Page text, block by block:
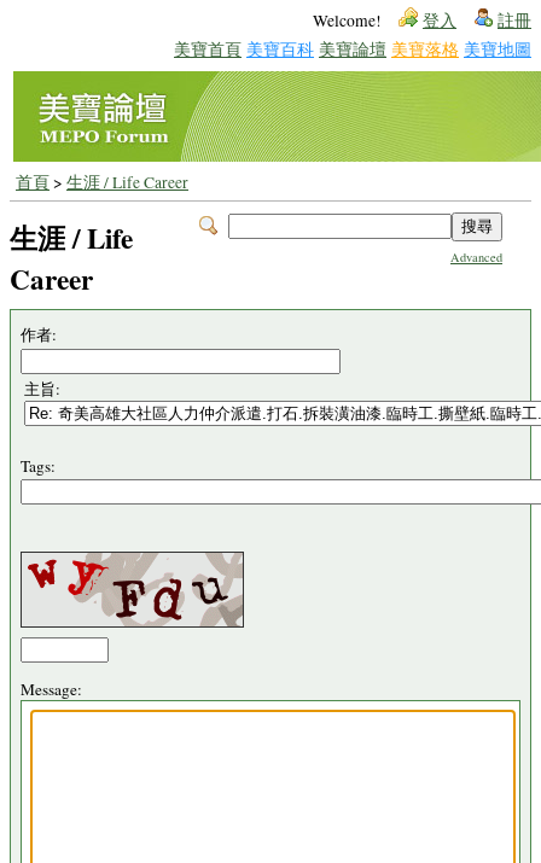
Welcome! 登入 註冊
美寶首頁 美寶百科 美寶論壇 美寶落格 美寶地圖
首頁> 生涯 / Life Career
Advanced
生涯 / Life
Career
作者:
主旨:
Tags:
Message: